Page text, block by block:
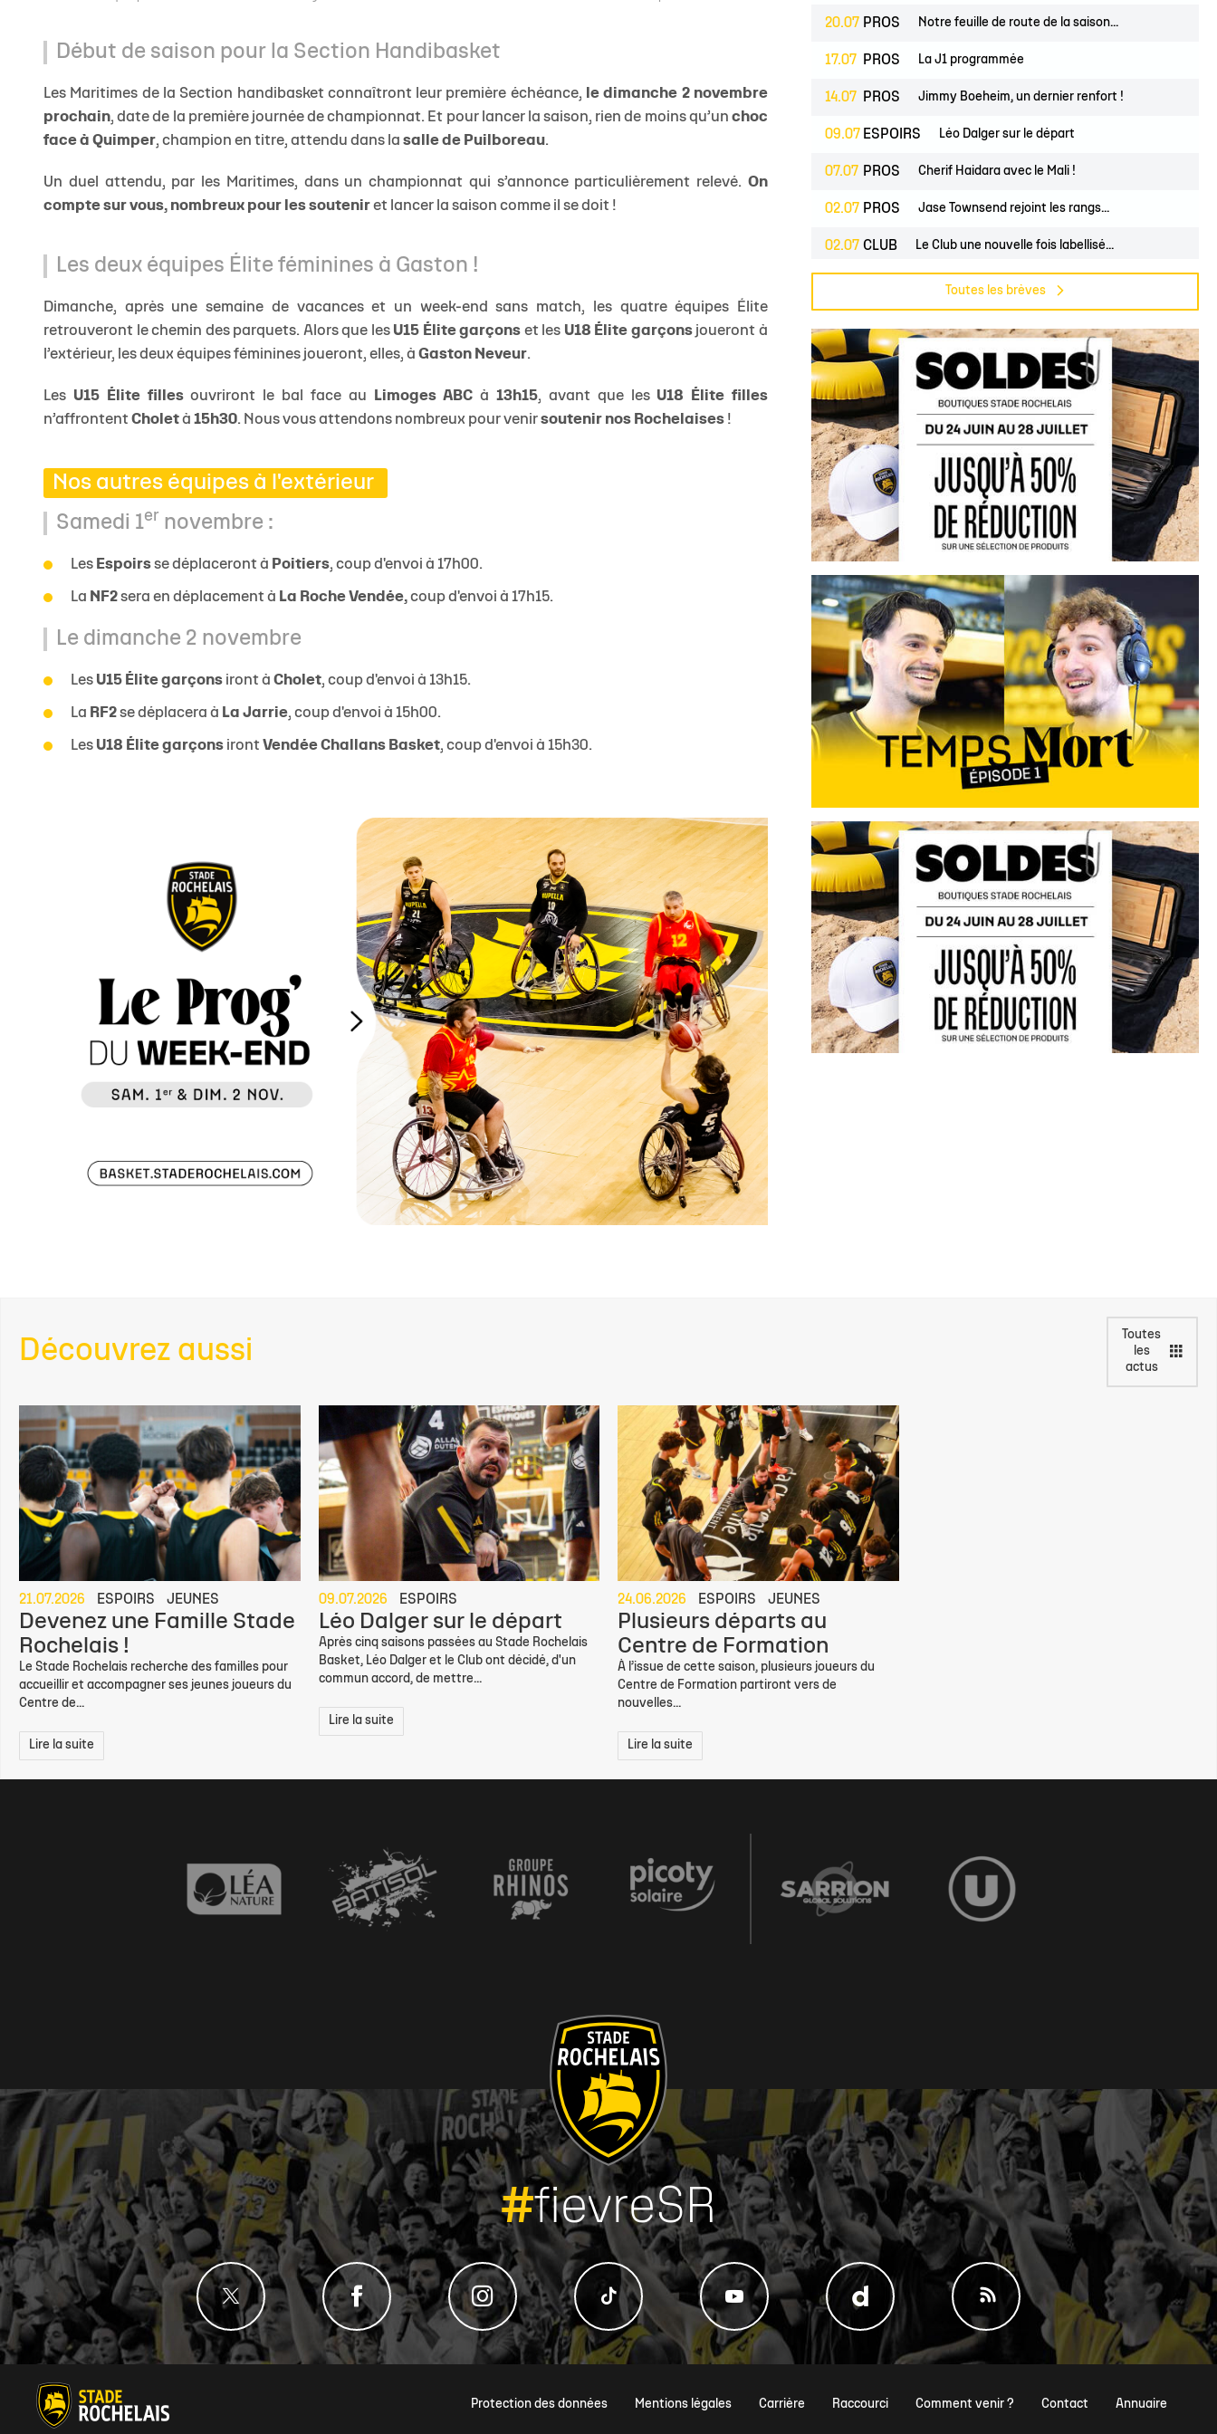
Début de saison pour la Section Handibasket
Les Maritimes de la Section handibasket connaîtront leur première échéance,
le dimanche 2 novembre
prochain, date de la première journée de championnat. Et pour lancer la saison, rien de moins qu’un choc
face à Quimper, champion en titre, attendu dans la salle de Puilboreau.
Un duel attendu, par les Maritimes, dans un championnat qui s’annonce particulièrement relevé. On
compte sur vous, nombreux pour les soutenir et lancer la saison comme il se doit !
Les deux équipes Élite féminines à Gaston !
Dimanche, après une semaine de vacances et un week-end sans match, les quatre équipes Élite
retrouveront le chemin des parquets. Alors que les U15 Élite garçons et les U18 Élite garçonsjoueront à
l’extérieur, les deux équipes féminines joueront, elles, à Gaston Neveur.
Les U15 Élite fillesouvriront le bal face au Limoges ABC à13h15, avant que les U18 Élite filles
n’affrontent Cholet à 15h30. Nous vous attendons nombreux pour venir soutenir nos Rochelaises !
Nos autres équipes à l'extérieur
Samedi 1er novembre :
Les Espoirs se déplaceront à Poitiers, coup d'envoi à 17h00.
La NF2 sera en déplacement à La Roche Vendée, coup d'envoi à 17h15.
Le dimanche 2 novembre
Les U15 Élite garçons iront à Cholet, coup d'envoi à 13h15.
La RF2 se déplacera à La Jarrie, coup d'envoi à 15h00.
Les U18 Élite garçons iront Vendée Challans Basket, coup d'envoi à 15h30.
20.07 PROS Notre feuille de route de la saison...
17.07 PROS La J1 programmée
14.07 PROS Jimmy Boeheim, un dernier renfort !
09.07 ESPOIRS Léo Dalger sur le départ
07.07 PROS Cherif Haidara avec le Mali !
02.07 PROS Jase Townsend rejoint les rangs...
02.07 CLUB Le Club une nouvelle fois labellisé...
L'Asso est à la recherche de trois...
Toutes les brèves
Découvrez aussi
Toutes
les
actus
21.07.2026 ESPOIRS JEUNES
Devenez une Famille Stade
Rochelais !
Le Stade Rochelais recherche des familles pour
accueillir et accompagner ses jeunes joueurs du
Centre de...
Lire la suite
09.07.2026 ESPOIRS
Léo Dalger sur le départ
Après cinq saisons passées au Stade Rochelais
Basket, Léo Dalger et le Club ont décidé, d'un
commun accord, de mettre...
Lire la suite
24.06.2026 ESPOIRS JEUNES
Plusieurs départs au
Centre de Formation
À l’issue de cette saison, plusieurs joueurs du
Centre de Formation partiront vers de
nouvelles...
Lire la suite
#fievreSR
Annuaire
Contact
Comment venir ?
Raccourci
Carrière
Mentions légales
Protection des données